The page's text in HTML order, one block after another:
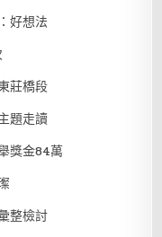
好想法
莊橋段
題走讀
獎金84萬
整檢討